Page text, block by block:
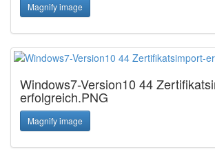
Magnify image
Windows7-Version10 44
erfolgreich.PNG
Magnify image